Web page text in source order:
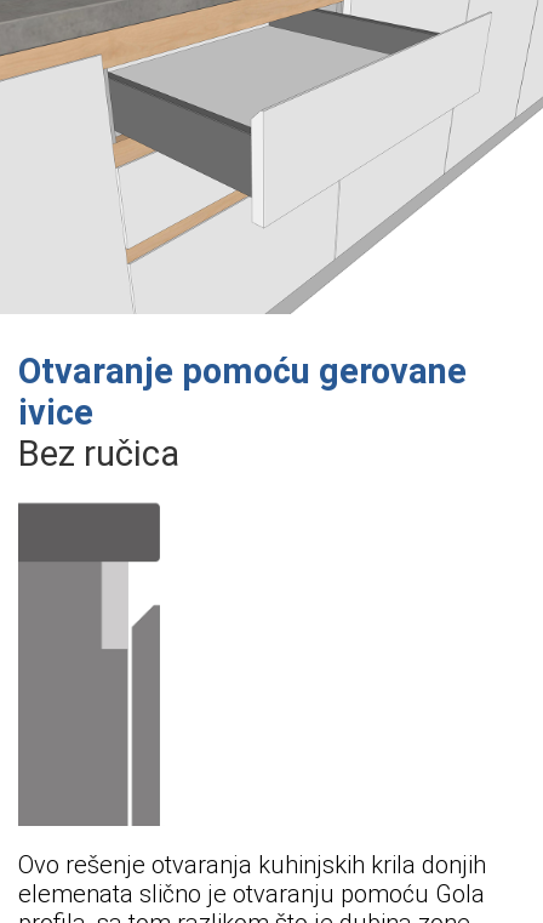
Otvaranje pomoću gerovane
ivice
Bez ručica
Ovo rešenje otvaranja kuhinjskih krila donjih
elemenata slično je otvaranju pomoću Gola